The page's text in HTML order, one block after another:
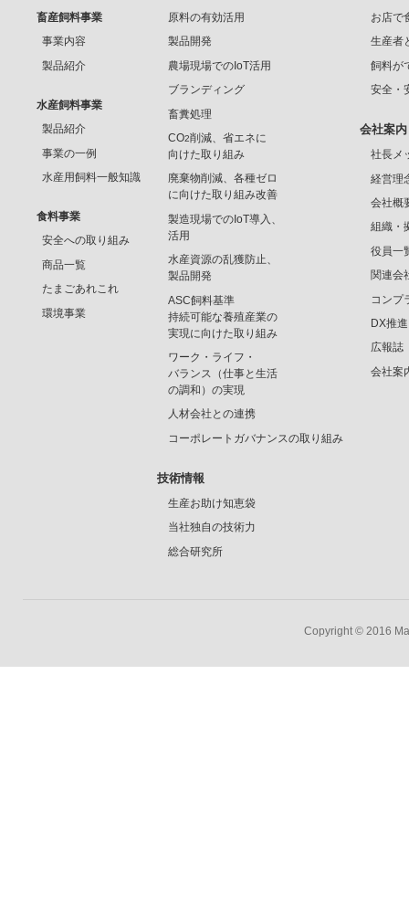
畜産飼料事業
事業内容
製品紹介
水産飼料事業
製品紹介
事業の一例
水産用飼料一般知識
食料事業
安全への取り組み
商品一覧
たまごあれこれ
環境事業
原料の有効活用
製品開発
農場現場でのIoT活用
ブランディング
畜糞処理
CO2削減、省エネに
向けた取り組み
廃棄物削減、各種ゼロ
に向けた取り組み改善
製造現場でのIoT導入、
活用
水産資源の乱獲防止、
製品開発
ASC飼料基準
持続可能な養殖産業の
実現に向けた取り組み
ワーク・ライフ・
バランス（仕事と生活
の調和）の実現
人材会社との連携
コーポレートガバナンスの取り組み
技術情報
生産お助け知恵袋
当社独自の技術力
総合研究所
お店で
生産者
飼料が
安全・
会社案内
社長メ
経営理
会社概
組織・
役員一
関連会
コンプ
DX推
広報誌
会社案
Copyright © 2016